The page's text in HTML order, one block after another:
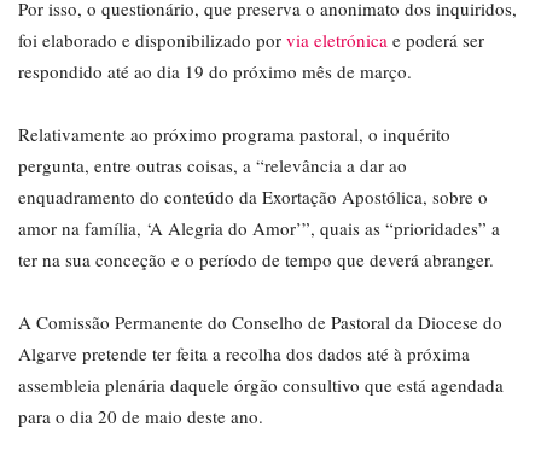
Por isso, o questionário, que preserva o anonimato dos inquiridos,
foi elaborado e disponibilizado por via eletrónica e poderá ser
respondido até ao dia 19 do próximo mês de março.
Relativamente ao próximo programa pastoral, o inquérito
pergunta, entre outras coisas, a “relevância a dar ao
enquadramento do conteúdo da Exortação Apostólica, sobre o
amor na família, ‘A Alegria do Amor’”, quais as “prioridades” a
ter na sua conceção e o período de tempo que deverá abranger.
A Comissão Permanente do Conselho de Pastoral da Diocese do
Algarve pretende ter feita a recolha dos dados até à próxima
assembleia plenária daquele órgão consultivo que está agendada
para o dia 20 de maio deste ano.